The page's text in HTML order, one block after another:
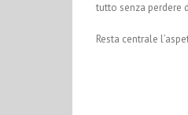
tutto senza perdere
Resta centrale